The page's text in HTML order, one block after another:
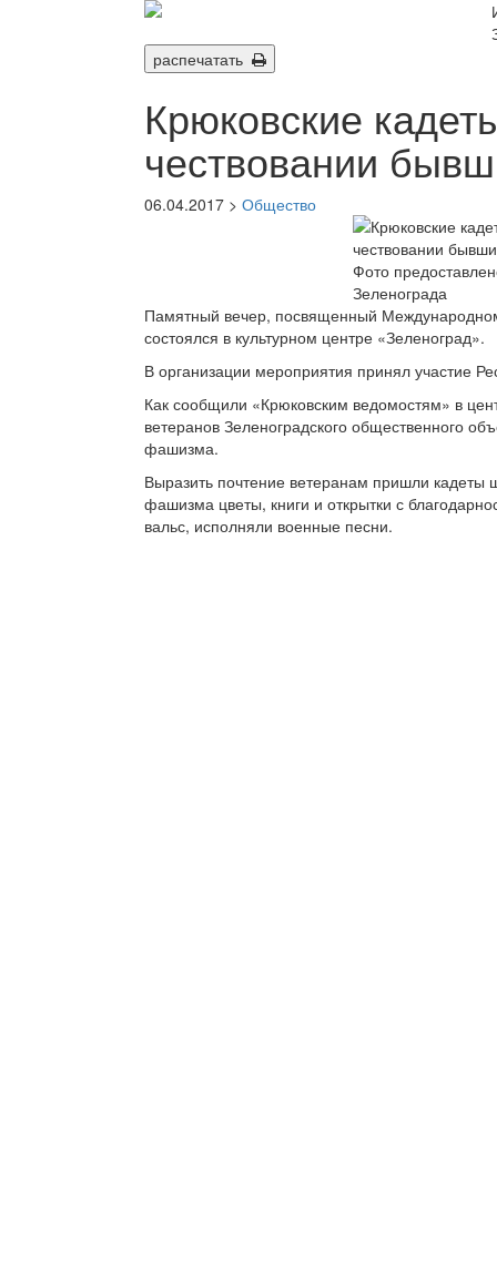
распечатать
Крюковские
чествовании
06.04.2017 > Общество
Фото
Зеленограда
Памятный вечер, посвященный
состоялся в культурном центре «Зеленоград».
В организации мероприятия принял участие
Как сообщили «Крюковским ведомостям» в
ветеранов Зеленоградского общественного
фашизма.
Выразить почтение ветеранам пришли
фашизма цветы, книги и открытки с
вальс, исполняли военные песни.